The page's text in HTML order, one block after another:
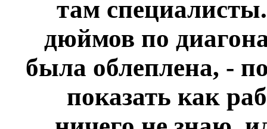
там
дюймов по
была облеплена, -
показать как